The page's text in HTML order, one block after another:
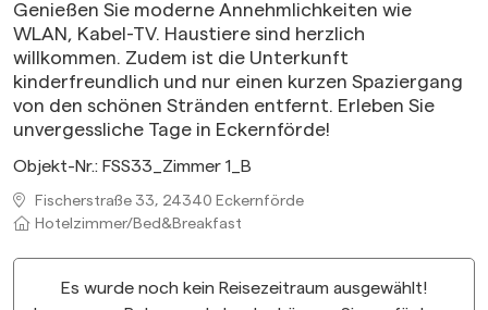
Genießen Sie moderne Annehmlichkeiten wie
WLAN, Kabel-TV. Haustiere sind herzlich
willkommen. Zudem ist die Unterkunft
kinderfreundlich und nur einen kurzen Spaziergang
von den schönen Stränden entfernt. Erleben Sie
unvergessliche Tage in Eckernförde!
Objekt-Nr.: FSS33_Zimmer 1_B
Fischerstraße 33, 24340 Eckernförde
Hotelzimmer/Bed&Breakfast
Es wurde noch kein Reisezeitraum ausgewählt!